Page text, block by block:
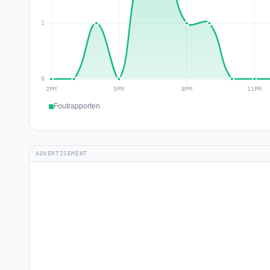
Foutrapporten
ADVERTISEMENT